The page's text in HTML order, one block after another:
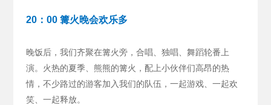
20：00 篝火晚会欢乐多
晚饭后，我们齐聚在篝火旁，合唱、独唱、舞蹈轮番上
演。火热的夏季、熊熊的篝火，配上小伙伴们高昂的热
情，不少路过的游客加入我们的队伍，一起游戏、一起欢
笑、一起释放。